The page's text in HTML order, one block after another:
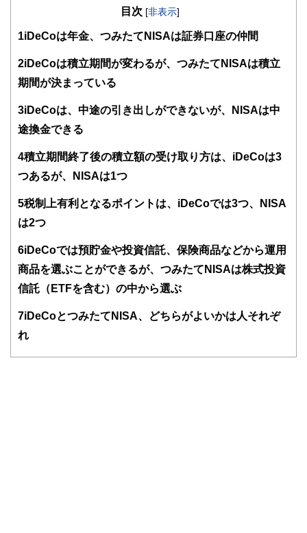
目次 [非表示]
1iDeCoは年金、つみたてNISAは証券口座の仲間
2iDeCoは積立期間が変わるが、つみたてNISAは積立
期間が決まっている
3iDeCoは、中途の引き出しができないが、NISAは中
途換金できる
4積立期間終了後の積立額の受け取り方は、iDeCoは3
つあるが、NISAは1つ
5税制上有利となるポイントは、iDeCoでは3つ、NISA
は2つ
6iDeCoでは預貯金や投資信託、保険商品などから運用
商品を選ぶことができるが、つみたてNISAは株式投資
信託（ETFを含む）の中から選ぶ
7iDeCoとつみたてNISA、どちらがよいかは人それぞ
れ